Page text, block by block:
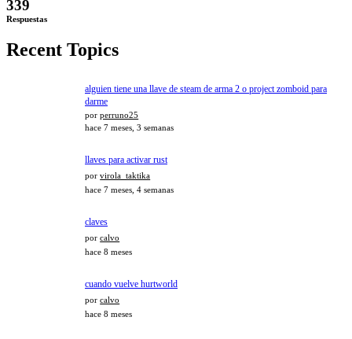
339
Respuestas
Recent Topics
alguien tiene una llave de steam de arma 2 o project zomboid para
darme
por perruno25
hace 7 meses, 3 semanas
llaves para activar rust
por virola_taktika
hace 7 meses, 4 semanas
claves
por calvo
hace 8 meses
cuando vuelve hurtworld
por calvo
hace 8 meses